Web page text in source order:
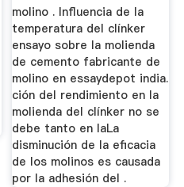
molino . Influencia de la
temperatura del clínker
ensayo sobre la molienda
de cemento fabricante de
molino en essaydepot india.
ción del rendimiento en la
molienda del clínker no se
debe tanto en laLa
disminución de la eficacia
de los molinos es causada
por la adhesión del .